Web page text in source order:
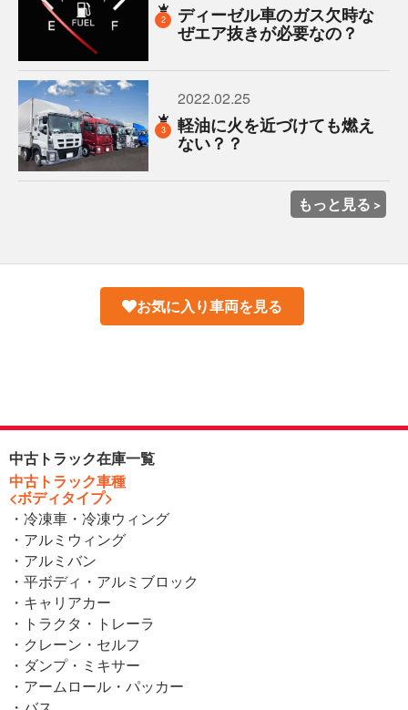
2 ディーゼル車のガス欠時な
ぜエア抜きが必要なの？
3
2022.02.25
軽油に火を近づけても燃え
ない？？
もっと見る
お気に入り車両を見る
中古トラック在庫一覧
中古トラック車種
<ボディタイプ>
・冷凍車・冷凍ウィング
・アルミウィング
・アルミバン
・平ボディ・アルミブロック
・キャリアカー
・トラクタ・トレーラ
・クレーン・セルフ
・ダンプ・ミキサー
・アームロール・パッカー